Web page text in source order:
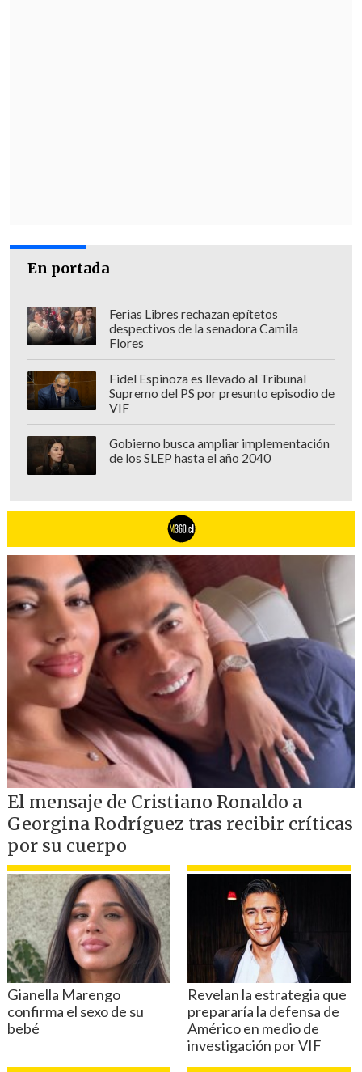
En portada
Ferias Libres rechazan epítetos
despectivos de la senadora Camila
Flores
Fidel Espinoza es llevado al Tribunal
Supremo del PS por presunto episodio de
VIF
Gobierno busca ampliar implementación
de los SLEP hasta el año 2040